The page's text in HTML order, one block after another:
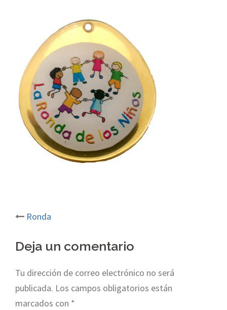
Post
navigation
Ronda
Deja un comentario
Tu dirección de correo electrónico no será
publicada. Los campos obligatorios están
marcados con *